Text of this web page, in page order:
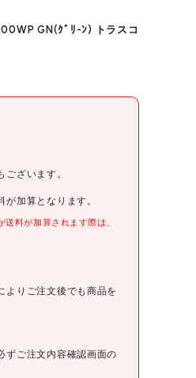
GN(ｸﾞﾘ-ﾝ) トラスコ
パネル グリーン色
ざいます。
加算となります。
料が加算されます際は、
よりご注文後でも商品を
ずご注文内容確認画面の